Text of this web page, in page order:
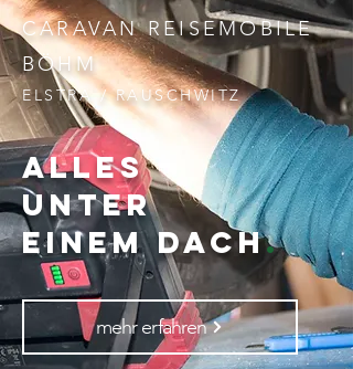
CARAVAN REISEMOBILE
BÖHM
ELSTRA / RAUSCHWITZ
Alles
unter
einem Dach.
mehr erfahren